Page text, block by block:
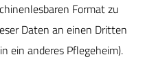
Format zu
Daten an einen Dritten
ein anderes Pflegeheim).